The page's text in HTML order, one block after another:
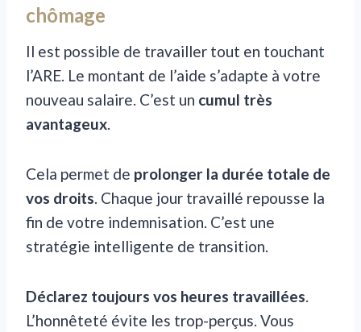
chômage
Il est possible de travailler tout en touchant
l’ARE. Le montant de l’aide s’adapte à votre
nouveau salaire. C’est un cumul très
avantageux.
Cela permet de prolonger la durée totale de
vos droits. Chaque jour travaillé repousse la
fin de votre indemnisation. C’est une
stratégie intelligente de transition.
Déclarez toujours vos heures travaillées.
L’honnêteté évite les trop-perçus. Vous